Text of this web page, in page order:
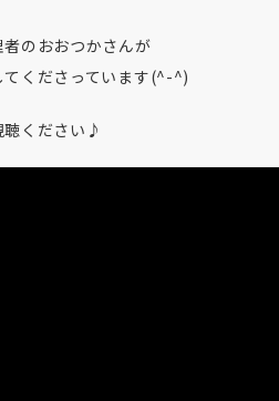
のおおつかさんが
くださっています(^-^)
聴ください♪